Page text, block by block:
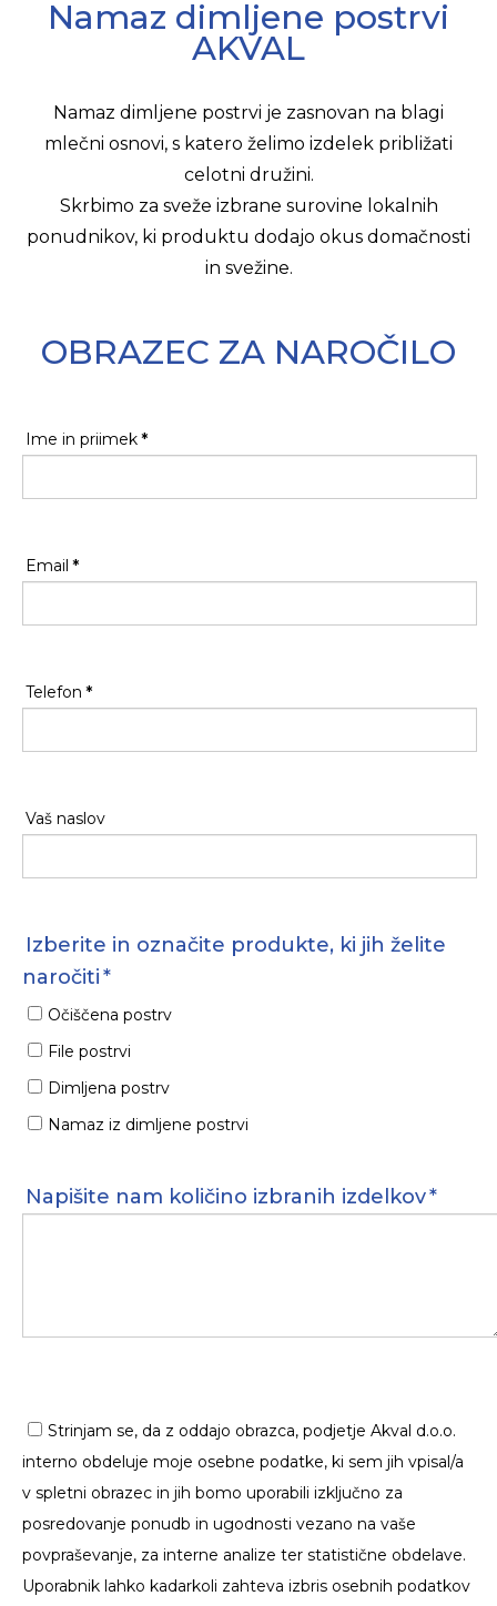
Namaz dimljene postrvi
AKVAL
Namaz dimljene postrvi je zasnovan na blagi
mlečni osnovi, s katero želimo izdelek približati
celotni družini.
Skrbimo za sveže izbrane surovine lokalnih
ponudnikov, ki produktu dodajo okus domačnosti
in svežine.
OBRAZEC ZA NAROČILO
Ime in priimek*
Email *
Telefon *
Vaš naslov
Izberite in označite produkte, ki jih želite
naročiti*
Očiščena postrv
File postrvi
Dimljena postrv
Namaz iz dimljene postrvi
Napišite nam količino izbranih izdelkov*
Strinjam se, da z oddajo obrazca, podjetje Akval d.o.o.
interno obdeluje moje osebne podatke, ki sem jih vpisal/a
v spletni obrazec in jih bomo uporabili izključno za
posredovanje ponudb in ugodnosti vezano na vaše
povpraševanje, za interne analize ter statistične obdelave.
Uporabnik lahko kadarkoli zahteva izbris osebnih podatkov